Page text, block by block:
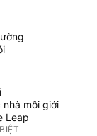
nhà môi giới
Leap